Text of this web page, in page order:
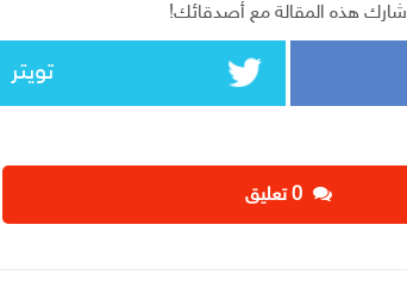
شارك هذه المقالة مع أصدقائك!
تويتر
‫0 تعليق